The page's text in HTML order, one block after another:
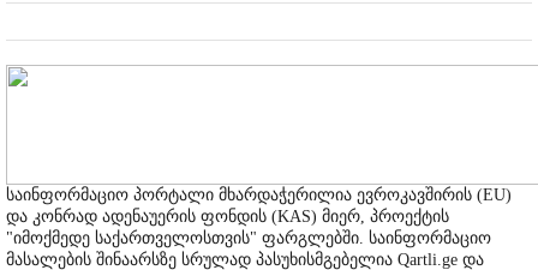
საინფორმაციო პორტალი მხარდაჭერილია ევროკავშირის (EU)
და კონრად ადენაუერის ფონდის (KAS) მიერ, პროექტის
"იმოქმედე საქართველოსთვის" ფარგლებში. საინფორმაციო
მასალების შინაარსზე სრულად პასუხისმგებელია Qartli.ge და